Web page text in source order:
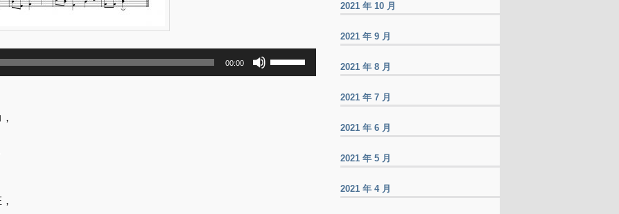
00:00
2021 年 10 月
2021 年 9 月
2021 年 8 月
2021 年 7 月
2021 年 6 月
2021 年 5 月
2021 年 4 月